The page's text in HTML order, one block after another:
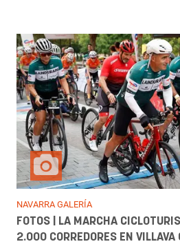
NAVARRA GALERÍA
FOTOS | LA MARCHA
2.000 CORREDORES EN VILLAVA